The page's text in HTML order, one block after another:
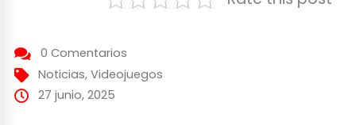
0 Comentarios
Noticias, Videojuegos
27 junio, 2025